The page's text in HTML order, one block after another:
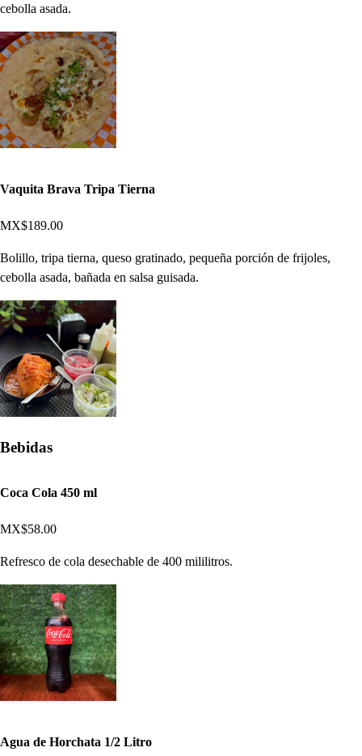
cebolla asada.
Vaquita Brava Tripa Tierna
MX$189.00
Bolillo, tripa tierna, queso gratinado, pequeña porción de frijoles,
cebolla asada, bañada en salsa guisada.
Bebidas
Coca Cola 450 ml
MX$58.00
Refresco de cola desechable de 400 mililitros.
Agua de Horchata 1/2 Litro